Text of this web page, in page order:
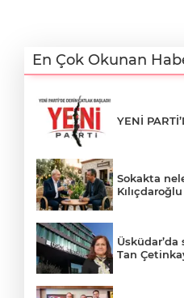
En Çok Okunan
YENİ
Sokakta
Üsküdar’da
Tan